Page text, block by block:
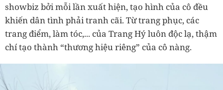
showbiz bởi mỗi lần xuất hiện, tạo hình của cô đều
khiến dân tình phải tranh cãi. Từ trang phục, các
trang điểm, làm tóc,... của Trang Hý luôn độc lạ, thậm
chí tạo thành “thương hiệu riêng” của cô nàng.